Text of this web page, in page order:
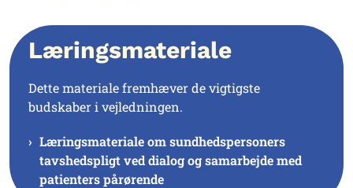
Læringsmateriale
Dette materiale fremhæver de vigtigste
budskaber i vejledningen.
Læringsmateriale om sundhedspersoners
tavshedspligt ved dialog og samarbejde med
patienters pårørende